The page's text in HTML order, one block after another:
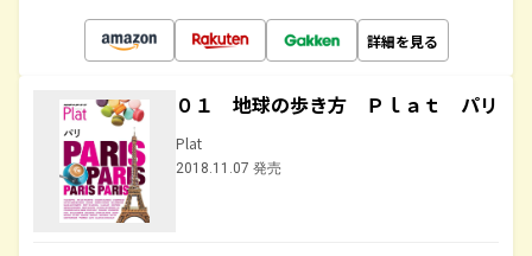
詳細を見る
０１ 地球の歩き方 Ｐｌａｔ パリ
Plat
2018.11.07 発売